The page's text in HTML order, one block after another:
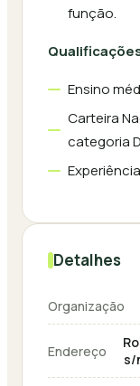
função.
Ensino
Carteira
categoria
Detalhes
Organização
Endereço
s/